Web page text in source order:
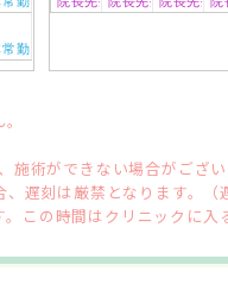
勤医師
術ができない場合がござい
遅刻は厳禁となります。
この時間はクリニックに入